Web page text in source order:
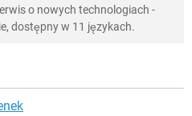
o nowych technologiach -
dostępny w 11 językach.